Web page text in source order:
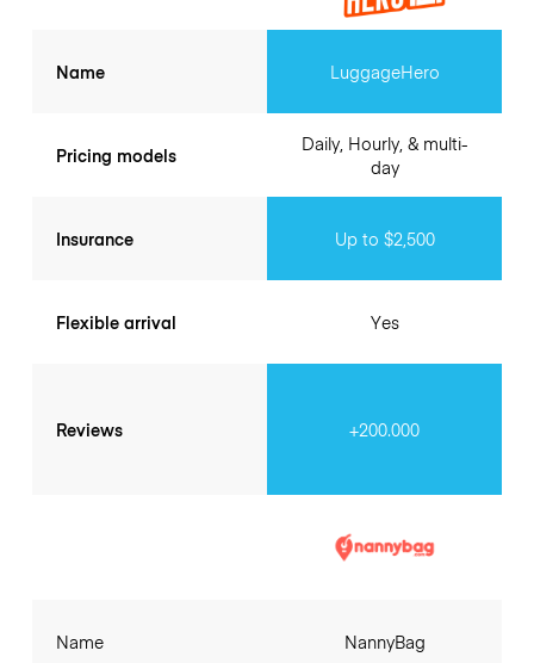
Name
Pricing models
Insurance
Flexible arrival
Reviews
LuggageHero
Daily, Hourly, & multi-
day
Up to $2,500
Yes
+200.000
Name NannyBag